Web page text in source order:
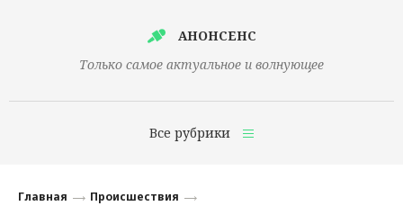
АНОНСЕНС
Только самое актуальное и волнующее
Все рубрики
Главная
Происшествия